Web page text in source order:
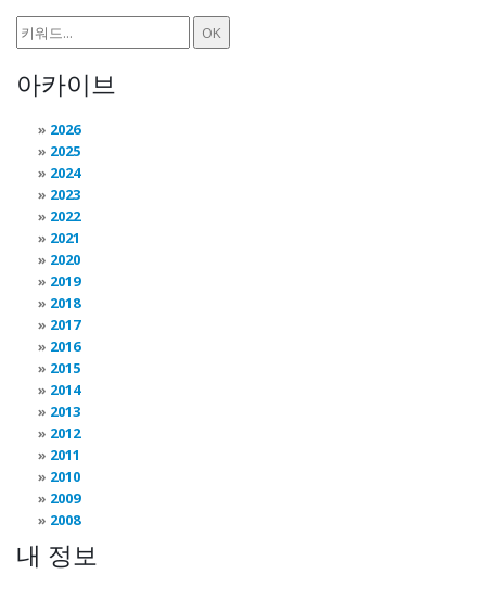
아카이브
2026
2025
2024
2023
2022
2021
2020
2019
2018
2017
2016
2015
2014
2013
2012
2011
2010
2009
2008
내 정보